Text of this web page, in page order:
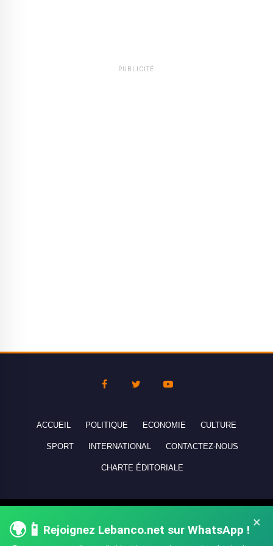
PUBLICITÉ
×
🌍📱 Rejoignez Lebanco.net sur WhatsApp !
ACCUEIL POLITIQUE ECONOMIE CULTURE
SPORT INTERNATIONAL CONTACTEZ-NOUS
CHARTE ÉDITORIALE
réservés - All rights reserved.